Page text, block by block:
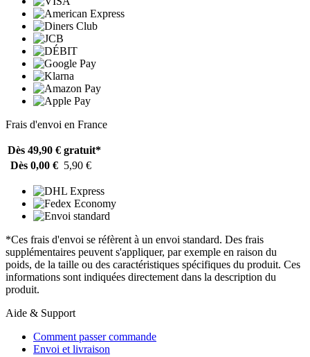
Frais d'envoi en France
Dès 49,90 € gratuit*
Dès 0,00 € 5,90 €
*Ces frais d'envoi se réfèrent à un envoi standard. Des frais
supplémentaires peuvent s'appliquer, par exemple en raison du
poids, de la taille ou des caractéristiques spécifiques du produit. Ces
informations sont indiquées directement dans la description du
produit.
Aide & Support
Comment passer commande
Envoi et livraison